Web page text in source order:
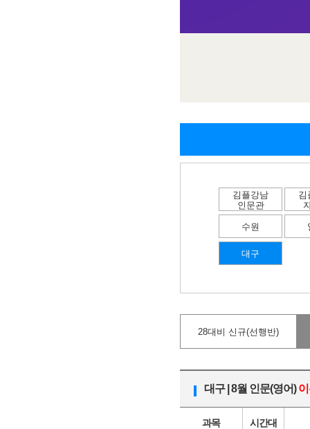
김플강남
인문관
김
수원
대구
28대비 신규(선행반)
대구 | 8월 인문(영어)이
과목 시간대